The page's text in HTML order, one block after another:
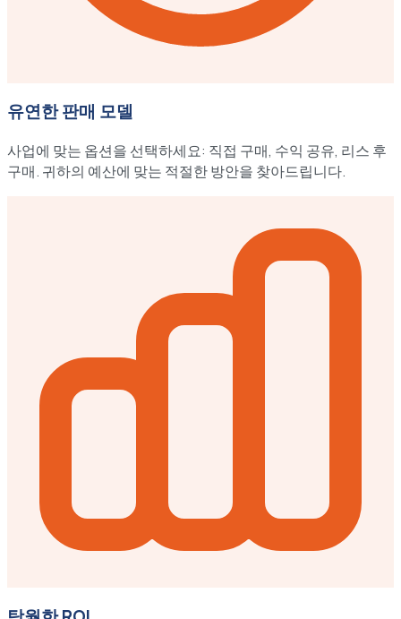
유연한 판매 모델
사업에 맞는 옵션을 선택하세요: 직접 구매, 수익 공유, 리스 후
구매. 귀하의 예산에 맞는 적절한 방안을 찾아드립니다.